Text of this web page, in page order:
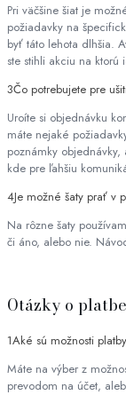
Pri väčšine šiat je
požiadavky na
byť táto lehota dlhšia.
ste stihli akciu na ktorú
3Čo potrebujete pre
Uroíte si objednávku
máte nejaké
poznámky
kde pre ľahšiu
4Je možné šaty prať v
Na rôzne šaty
či áno, alebo nie.
Otázky o
1Aké sú možnosti
Máte na výber z
prevodom na účet,